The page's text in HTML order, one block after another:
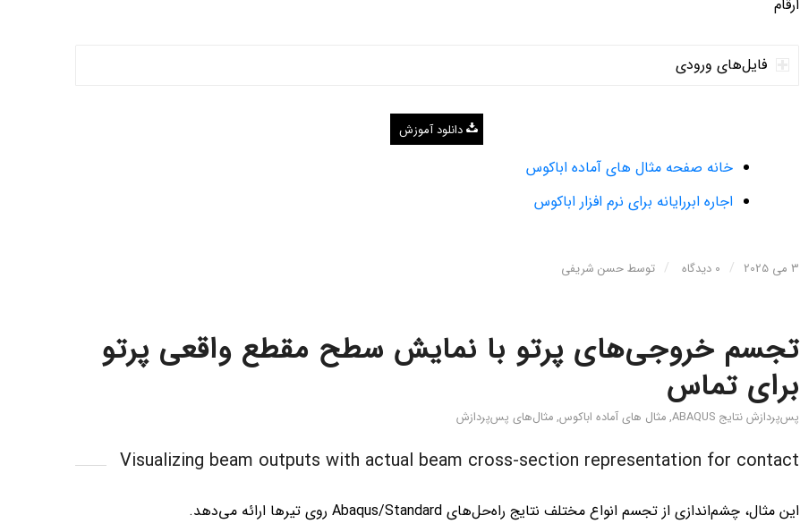
ارقام
فایل‌های ورودی
دانلود آموزش
خانه صفحه مثال های آماده اباکوس
اجاره ابررایانه برای نرم افزار اباکوس
3 می 2025 / 0 دیدگاه / توسطحسن شریفی
تجسم خروجی‌های پرتو با نمایش سطح مقطع واقعی پرتو
برای تماس
پس‌پردازش نتایج ABAQUS ,مثال های آماده اباکوس,مثال‌های پس‌پردازش
Visualizing beam outputs with actual beam cross-section representation for contact
این مثال، چشم‌اندازی از تجسم انواع مختلف نتایج راه‌حل‌های Abaqus/Standard روی تیرها ارائه می‌دهد.